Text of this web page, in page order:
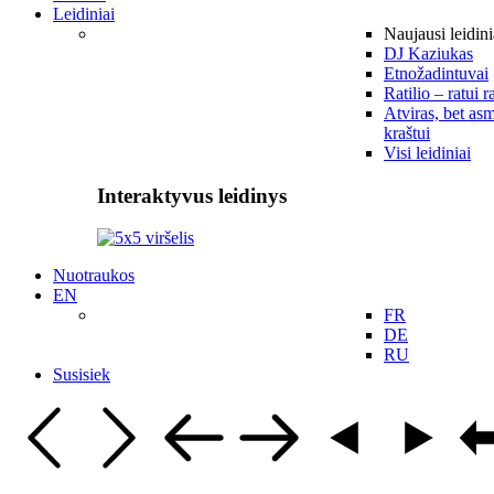
Leidiniai
Naujausi
DJ Kaziukas
Etnožadintuvai
Ratilio – ratui
Atviras, bet
kraštui
Visi leidiniai
Interaktyvus leidinys
Nuotraukos
EN
FR
DE
RU
Susisiek